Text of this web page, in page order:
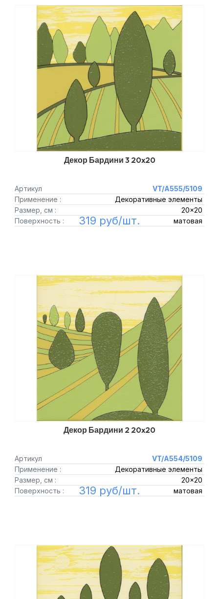
Декор Бардини 3 20x20
Артикул
VT/A555/5109
Применение :
Декоративные элементы
Размер, см :
20x20
Поверхность :
матовая
319 руб/шт.
Декор Бардини 2 20x20
Артикул
VT/A554/5109
Применение :
Декоративные элементы
Размер, см :
20x20
Поверхность :
матовая
319 руб/шт.